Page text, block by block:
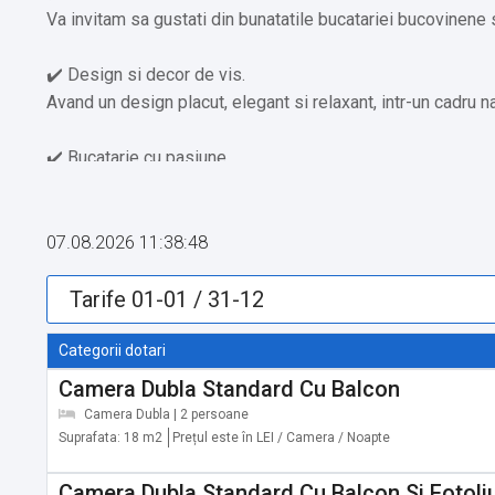
Va invitam sa gustati din bunatatile bucatariei bucovinene
✔️ Design si decor de vis.
Avand un design placut, elegant si relaxant, intr-un cadru
✔️ Bucatarie cu pasiune.
Sala de conferinţe:
Sala de conferinte Popasul Domnesc dispune de o sala
succes a oricarui tip de eveniment: conferinte, congrese,
Evenimente corporate:
Popasul Domnesc Voronet va ofera servicii complete
✔️ Intalniri de afaceri
✔️ Aniversari Corporate
07.08.2026 11:38:48
Categorii dotari
Camera Dubla Standard Cu Balcon
Camera Dubla | 2 persoane
Suprafata: 18 m2
Prețul este în LEI / Camera / Noapte